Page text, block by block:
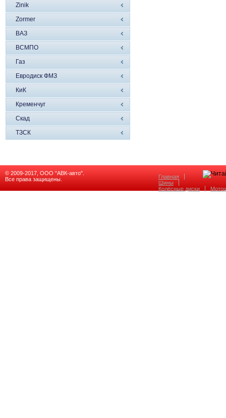
Zinik
Zormer
ВАЗ
ВСМПО
Газ
Евродиск ФМЗ
КиК
Кременчуг
Скад
ТЗСК
© 2009-2017, ООО "АВК-авто".
Все права защищены.
Главная
Шины
Колёсные диски